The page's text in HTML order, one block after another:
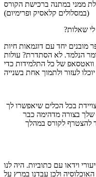
ממני במתנה ברכישת הקורס
(במסלולים קלאסיק ופרימיום)
שאלות?
מובנים יחד עם דוגמאות חיות
הנלמד. לא הסתדרת? עולות
של כל התלמידות כדי
בכל הכלים שיאפשרו לך
שלך בצורה מדהימה כבר
להצטרף לקורס במהלך
וידאו עם כתוביות. היה לנו
ולכן עבדנו במרץ על